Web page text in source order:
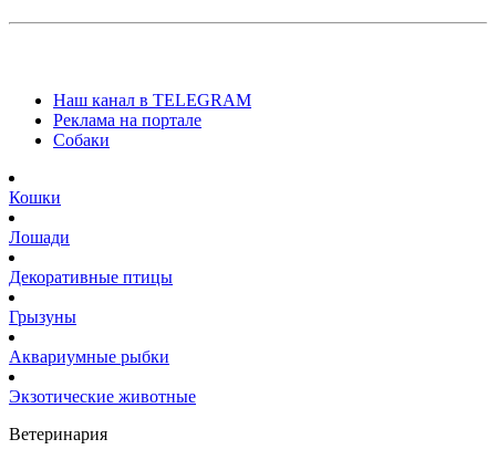
Наш канал в TELEGRAM
Реклама на портале
Собаки
Кошки
Лошади
Декоративные птицы
Грызуны
Аквариумные рыбки
Экзотические животные
Ветеринария